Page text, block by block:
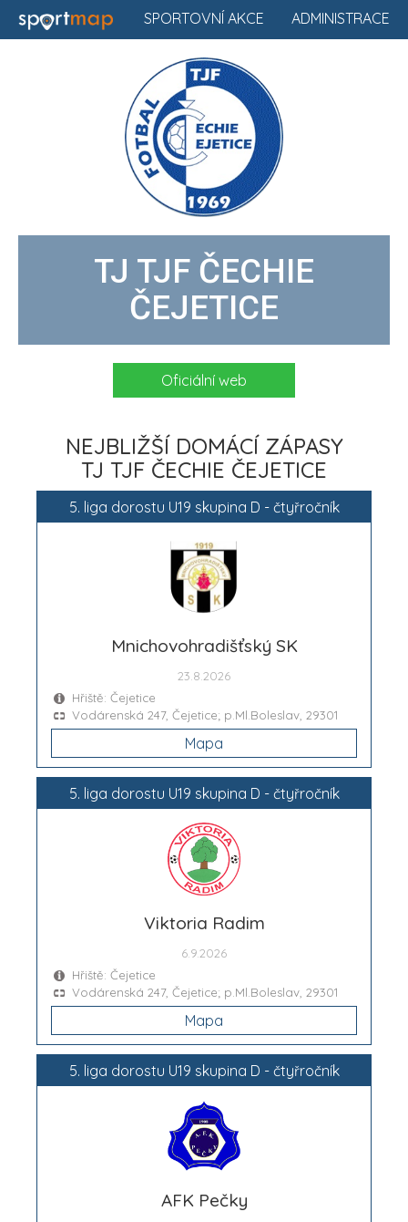
ADMINISTRACE
SPORTOVNÍ AKCE
TJ TJF ČECHIE
ČEJETICE
Oficiální web
NEJBLIŽŠÍ DOMÁCÍ ZÁPASY
TJ TJF ČECHIE ČEJETICE
5. liga dorostu U19 skupina D - čtyřročník
Mnichovohradišťský SK
23.8.2026
Hřiště: Čejetice
Vodárenská 247, Čejetice; p.Ml.Boleslav, 29301
Mapa
5. liga dorostu U19 skupina D - čtyřročník
Viktoria Radim
6.9.2026
Hřiště: Čejetice
Vodárenská 247, Čejetice; p.Ml.Boleslav, 29301
Mapa
5. liga dorostu U19 skupina D - čtyřročník
AFK Pečky